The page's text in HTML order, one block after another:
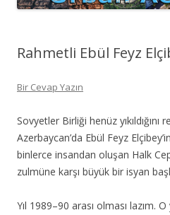
Rahmetli Ebül Feyz
Bir Cevap Yazın
Sovyetler Birliği henüz
Azerbaycan’da Ebül Feyz
binlerce insandan oluşan Halk
zulmüne karşı büyük bir isyan
Yıl 1989–90 arası olması lazım.